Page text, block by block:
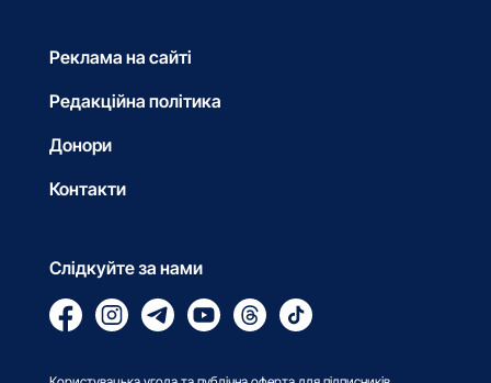
Реклама на сайті
Редакційна політика
Донори
Контакти
Слідкуйте за нами